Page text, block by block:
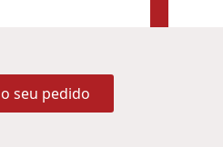
(1) ,
,Lago Tonle
seu pedido